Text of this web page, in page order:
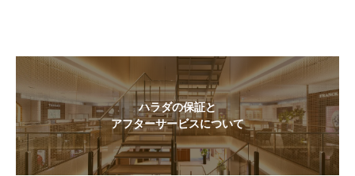
ハラダの保証と
アフターサービスについて